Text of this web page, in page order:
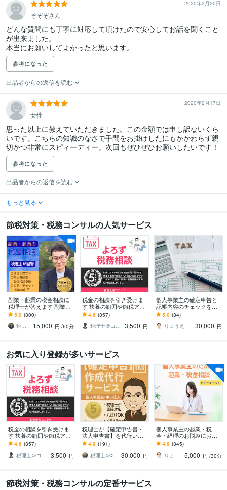
2020年2月20日
ぞぞぞさん
どんな質問にも丁寧に対応して頂けたので安心してお話を聞くこと
が出来ました。
本当にお願いしてよかったと思います。
参考になった
出品者からの返信を読む
2020年2月17日
女性
思った以上に教えていただきました。この金額では申し訳ないくら
いです。こちらの知識のなさで手間をお掛けしたにもかかわらず親
切かつ非常にスピィーディー。次回もぜひぜひお願いしたいです！
参考になった
出品者からの返信を読む
もっと見る
節税対策・税務コンサルの人気サービス
副業・起業の税金相談に
税理士が答えます 副業・
フリーランスの税金の疑
問にお答えします
5.0 (300)
税理士 宮川真一
15,000 円 /60分
税金の相談を引き受けま
す 扶養の範囲や節税アド
バイス、セカンドオピニ
オンまで
4.6 (357)
税理士＠ココナラ
3,500 円
個人事業主の確定申告と
記帳内容のチェックをし
ます 確定申告、記帳、税
務調査への対応に不安の
ある方へ
5.0 (34)
りょうえ
30,000 円
お気に入り登録が多いサービス
税金の相談を引き受けま
す 扶養の範囲や節税アド
バイス、セカンドオピニ
オンまで
4.6 (357)
税理士＠ココナラ
3,500 円
税理士が【確定申告書・
法人申告書】を代行いた
します 「売上1,000万円以
下」の個人事業主の方！
実績1,500件
4.9 (191)
税理士＠ｺｺﾅﾗ 30,000 円
個人事業主の起業・税
金・経理のお悩みにお答
えします ビデオチャット
で起業アドバイザーの税
理士に相談できます
4.9 (345)
りょうえ
5,000 円 /30分
節税対策・税務コンサルの定番サービス